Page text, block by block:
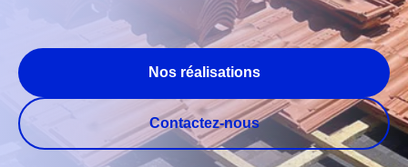
Nos réalisations
Contactez-nous